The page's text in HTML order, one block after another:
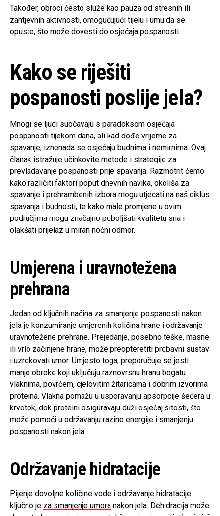
Također, obroci često služe kao pauza od stresnih ili
zahtjevnih aktivnosti, omogućujući tijelu i umu da se
opuste, što može dovesti do osjećaja pospanosti.
Kako se riješiti
pospanosti poslije jela?
Mnogi se ljudi suočavaju s paradoksom osjećaja
pospanosti tijekom dana, ali kad dođe vrijeme za
spavanje, iznenada se osjećaju budnima i nemirnima. Ovaj
članak istražuje učinkovite metode i strategije za
prevladavanje pospanosti prije spavanja. Razmotrit ćemo
kako različiti faktori poput dnevnih navika, okoliša za
spavanje i prehrambenih izbora mogu utjecati na naš ciklus
spavanja i budnosti, te kako male promjene u ovim
područjima mogu značajno poboljšati kvalitetu sna i
olakšati prijelaz u miran noćni odmor.
Umjerena i uravnotežena
prehrana
Jedan od ključnih načina za smanjenje pospanosti nakon
jela je konzumiranje umjerenih količina hrane i održavanje
uravnotežene prehrane. Prejedanje, posebno teške, masne
ili vrlo začinjene hrane, može preopteretiti probavni sustav
i uzrokovati umor. Umjesto toga, preporučuje se jesti
manje obroke koji uključuju raznovrsnu hranu bogatu
vlaknima, povrćem, cjelovitim žitaricama i dobrim izvorima
proteina. Vlakna pomažu u usporavanju apsorpcije šećera u
krvotok, dok proteini osiguravaju duži osjećaj sitosti, što
može pomoći u održavanju razine energije i smanjenju
pospanosti nakon jela.
Održavanje hidratacije
Pijenje dovoljne količine vode i održavanje hidratacije
ključno je za smanjenje umora nakon jela. Dehidracija može